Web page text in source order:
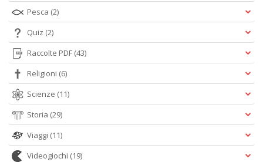
Pesca (2)
Quiz (2)
Raccolte PDF (43)
Religioni (6)
Scienze (11)
Storia (29)
Viaggi (11)
Videogiochi (19)